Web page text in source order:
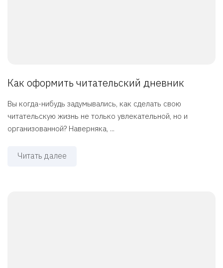
Как оформить читательский дневник
Вы когда-нибудь задумывались, как сделать свою
читательскую жизнь не только увлекательной, но и
организованной? Наверняка, ...
Читать далее